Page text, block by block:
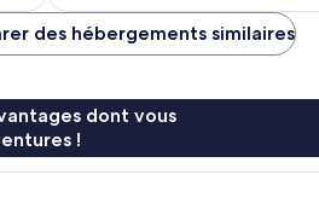
des hébergements similaires
dont vous
!